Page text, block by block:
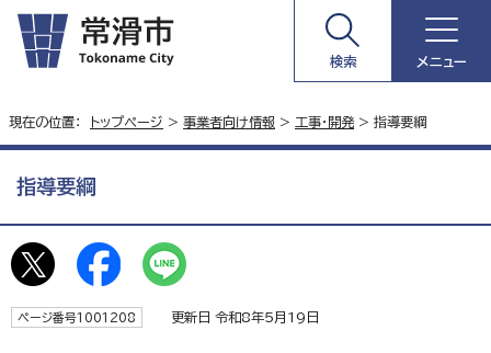
検索 メニュー
現在の位置： トップページ > 事業者向け情報 > 工事・開発 > 指導要綱
指導要綱
ページ番号1001208 更新日 令和8年5月19日